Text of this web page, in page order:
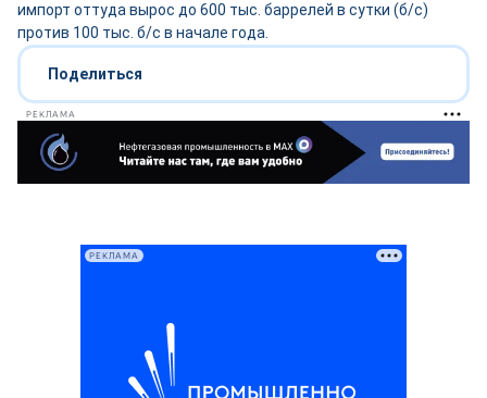
импорт оттуда вырос до 600 тыс. баррелей в сутки (б/с)
против 100 тыс. б/с в начале года.
Поделиться
РЕКЛАМА
РЕКЛАМА